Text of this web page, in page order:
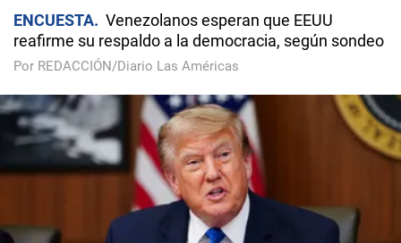
ENCUESTA
Venezolanos esperan que EEUU
reafirme su respaldo a la democracia, según sondeo
Por REDACCIÓN/Diario Las Américas